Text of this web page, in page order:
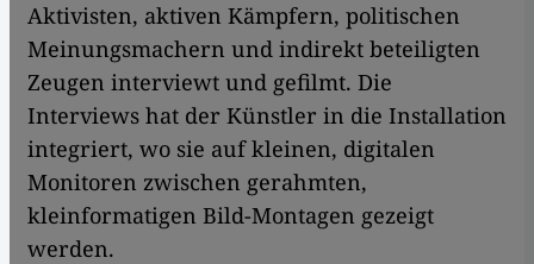
Aktivisten, aktiven Kämpfern, politischen
Meinungsmachern und indirekt beteiligten
Zeugen interviewt und gefilmt. Die
Interviews hat der Künstler in die Installation
integriert, wo sie auf kleinen, digitalen
Monitoren zwischen gerahmten,
kleinformatigen Bild-Montagen gezeigt
werden.